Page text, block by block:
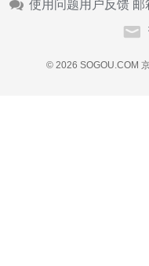
使用问题用户反馈 邮
© 2026 SOGOU.COM